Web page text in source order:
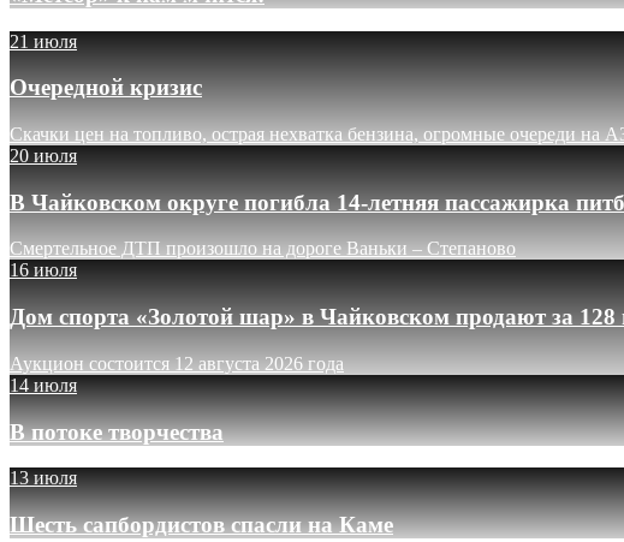
21 июля
Очередной кризис
Скачки цен на топливо, острая нехватка бензина, огромные очереди на
20 июля
В Чайковском округе погибла 14-летняя пассажирка
Смертельное ДТП произошло на дороге Ваньки – Степаново
16 июля
Дом спорта «Золотой шар» в Чайковском продают за 128
Аукцион состоится 12 августа 2026 года
14 июля
В потоке творчества
13 июля
Шесть сапбордистов спасли на Каме